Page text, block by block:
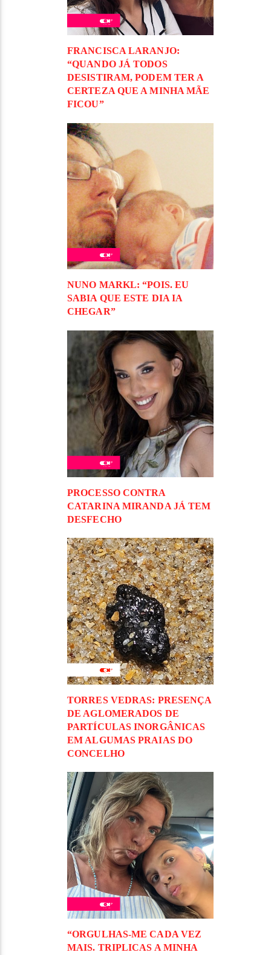
FRANCISCA LARANJO:
“QUANDO JÁ TODOS
DESISTIRAM, PODEM TER A
CERTEZA QUE A MINHA MÃE
FICOU”
NUNO MARKL: “POIS. EU
SABIA QUE ESTE DIA IA
CHEGAR”
PROCESSO CONTRA
CATARINA MIRANDA JÁ TEM
DESFECHO
TORRES VEDRAS: PRESENÇA
DE AGLOMERADOS DE
PARTÍCULAS INORGÂNICAS
EM ALGUMAS PRAIAS DO
CONCELHO
“ORGULHAS-ME CADA VEZ
MAIS. TRIPLICAS A MINHA